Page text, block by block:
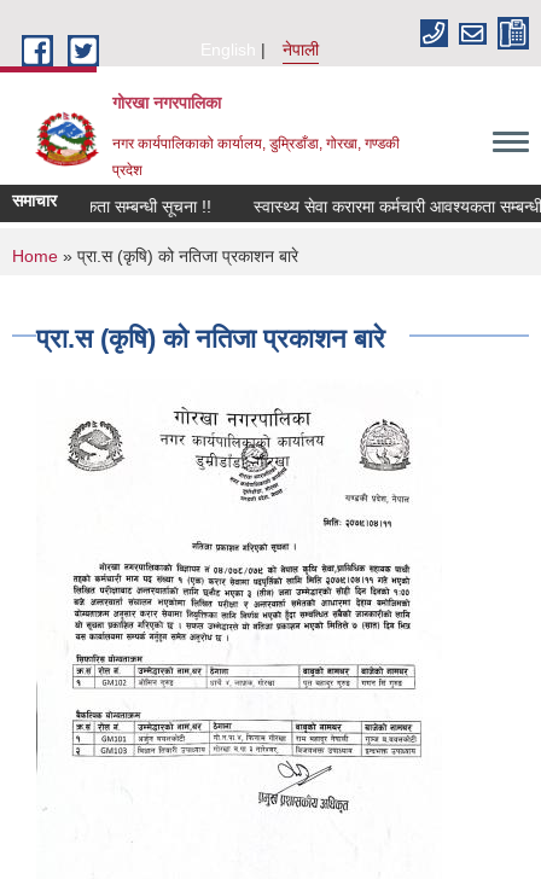
English
नेपाली
गोरखा नगरपालिका
नगर कार्यपालिकाको कार्यालय, डुम्रिडाँडा, गोरखा, गण्डकी
प्रदेश
समाचारआवश्यकता सम्बन्धी सूचना !! स्वास्थ्य सेवा करारमा कर्मचारी आवश्यकता
You are here
Home » प्रा.स (कृषि) को नतिजा प्रकाशन बारे
प्रा.स (कृषि) को नतिजा प्रकाशन बारे